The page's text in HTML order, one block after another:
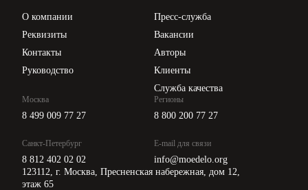
О компании
Реквизиты
Контакты
Руководство
Пресс-служба
Вакансии
Авторы
Клиенты
Служба качества
Москва
8 499 009 77 27
Санкт-Петербург
8 812 402 02 02
Регионы
8 800 200 77 27
E-mail для связи
info@moedelo.org
123112, г. Москва, Пресненская набережная, дом 12,
этаж 65